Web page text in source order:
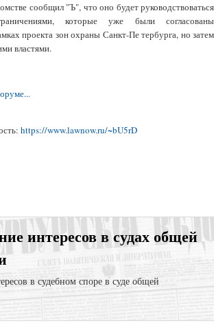
сообщил "Ъ", что оно будет руководствоваться
которые уже были согласованы
проекта зон охраны Санкт-Пе тербурга, но затем
властями.
https://www.lawnow.ru/~bU5rD
интересов в судах общей
в судебном споре в суде общей